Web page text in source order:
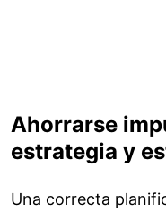
Ahorrarse
estrategia y
Una correcta